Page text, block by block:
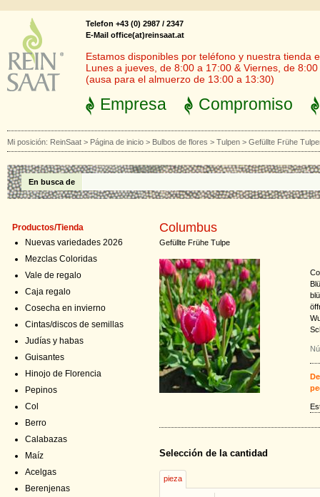
Telefon +43 (0) 2987 / 2347
E-Mail office(at)reinsaat.at
Estamos disponibles por teléfono y nuestra tienda
Lunes a jueves, de 8:00 a 17:00 & Viernes, de
(ausa para el almuerzo de 13:00 a 13:30)
Empresa Compromiso
Mi posición: ReinSaat > Página de inicio > Bulbos de flores > Tulpen > Gefüllte Frühe
En busca de
Productos/Tienda
Nuevas variedades 2026
Mezclas Coloridas
Vale de regalo
Caja regalo
Cosecha en invierno
Cintas/discos de semillas
Judías y habas
Guisantes
Hinojo de Florencia
Pepinos
Col
Berro
Calabazas
Maíz
Acelgas
Berenjenas
Columbus
Gefüllte Frühe Tulpe
Selección de la cantidad
pieza